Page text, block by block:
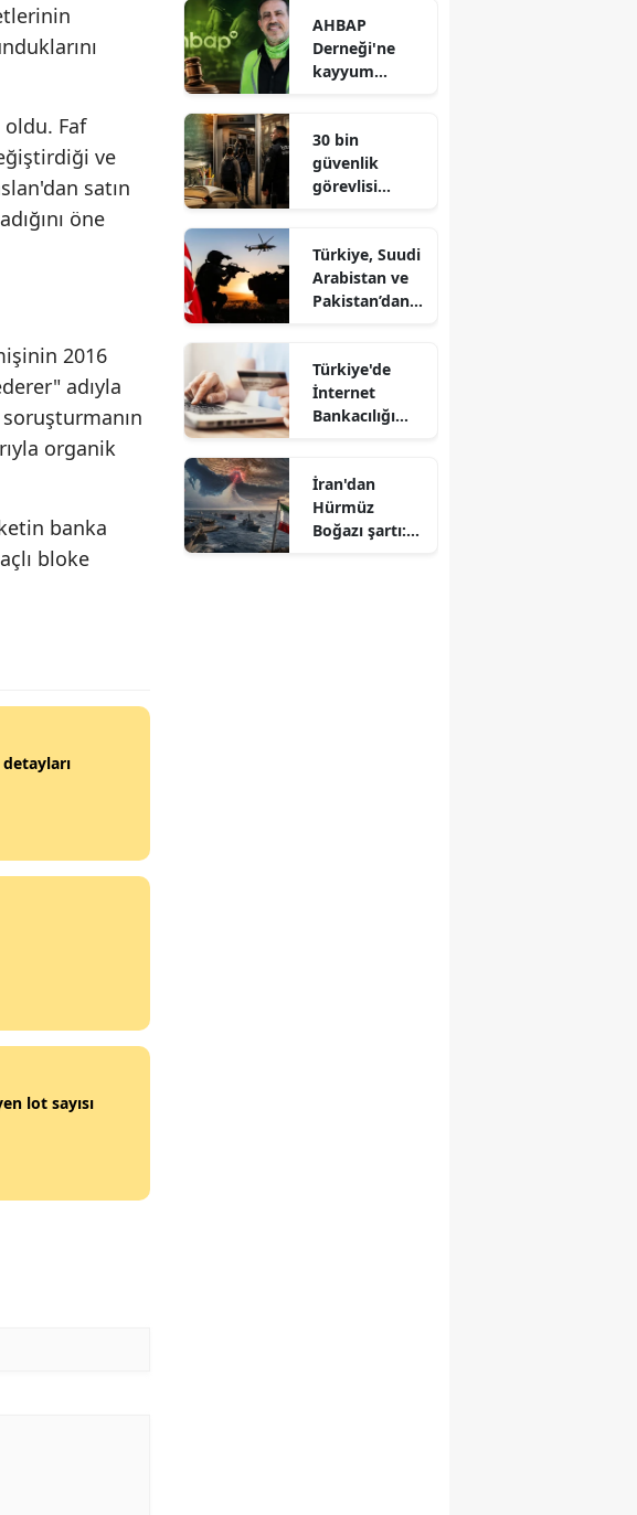
oldu. Faf
ve
satın
öne
2016
adıyla
organik
banka
bloke
lot sayısı
görüşme
AHBAP
Derneği'ne
kayyum
kritik karar
30 bin
güvenlik
görevlisi
uygulama
Türkiye, Suudi
Arabistan ve
Pakistan’dan
Türkiye'de
İnternet
Bankacılığı
Yükseldi
İran'dan
Hürmüz
Boğazı şartı: